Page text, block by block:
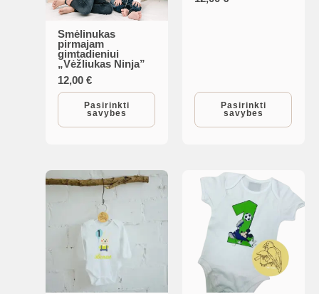
Smėlinukas
pirmajam
gimtadieniui
„Vėžliukas Ninja”
12,00€
Pasirinkti
savybes
This
product
has
multiple
variants.
may
on
the
product
page
Pasirinkti
savybes
may
chosen
product
page